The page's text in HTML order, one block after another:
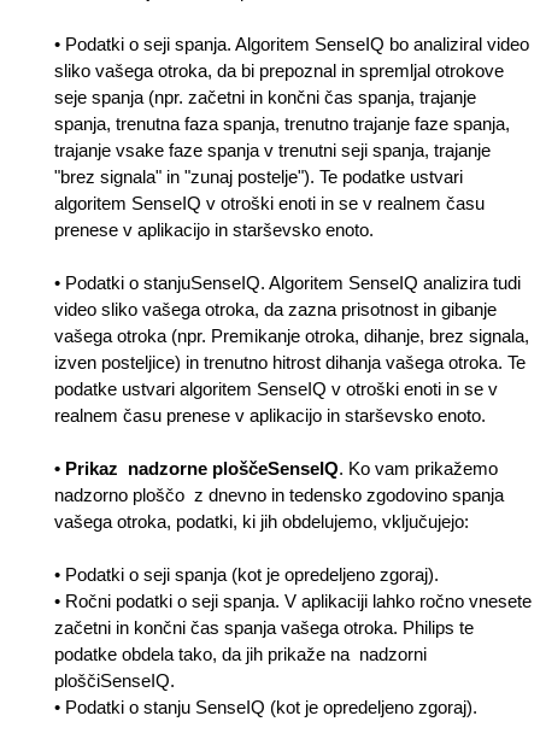
• Podatki o seji spanja. Algoritem SenseIQ bo analiziral video
sliko vašega otroka, da bi prepoznal in spremljal otrokove
seje spanja (npr. začetni in končni čas spanja, trajanje
spanja, trenutna faza spanja, trenutno trajanje faze spanja,
trajanje vsake faze spanja v trenutni seji spanja, trajanje
"brez signala" in "zunaj postelje"). Te podatke ustvari
algoritem SenseIQ v otroški enoti in se v realnem času
prenese v aplikacijo in starševsko enoto.
• Podatki o stanjuSenseIQ. Algoritem SenseIQ analizira tudi
video sliko vašega otroka, da zazna prisotnost in gibanje
vašega otroka (npr. Premikanje otroka, dihanje, brez signala,
izven posteljice) in trenutno hitrost dihanja vašega otroka. Te
podatke ustvari algoritem SenseIQ v otroški enoti in se v
realnem času prenese v aplikacijo in starševsko enoto.
• Prikaz nadzorne ploščeSenseIQ. Ko vam prikažemo
nadzorno ploščo z dnevno in tedensko zgodovino spanja
vašega otroka, podatki, ki jih obdelujemo, vključujejo:
• Podatki o seji spanja (kot je opredeljeno zgoraj).
• Ročni podatki o seji spanja. V aplikaciji lahko ročno vnesete
začetni in končni čas spanja vašega otroka. Philips te
podatke obdela tako, da jih prikaže na nadzorni
ploščiSenseIQ.
• Podatki o stanju SenseIQ (kot je opredeljeno zgoraj).